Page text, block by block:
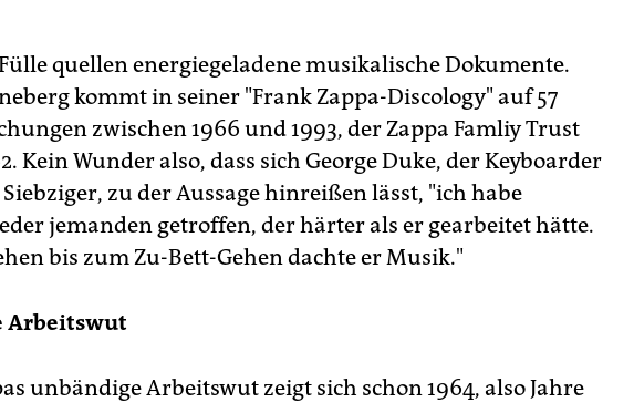
quellen energiegeladene musikalische Dokumente.
kommt in seiner "Frank Zappa-Discology" auf 57
zwischen 1966 und 1993, der Zappa Famliy Trust
Kein Wunder also, dass sich George Duke, der Keyboarder
zu der Aussage hinreißen lässt, "ich habe
jemanden getroffen, der härter als er gearbeitet hätte.
bis zum Zu-Bett-Gehen dachte er Musik."
Arbeitswut
unbändige Arbeitswut zeigt sich schon 1964, also Jahre